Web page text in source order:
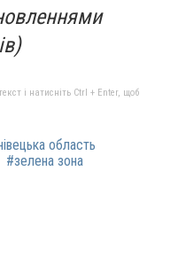
і натисніть Ctrl + Enter, щоб
область
#зелена зона